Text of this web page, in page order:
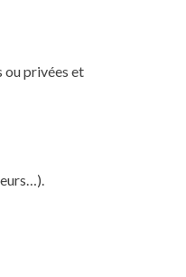
ou privées et